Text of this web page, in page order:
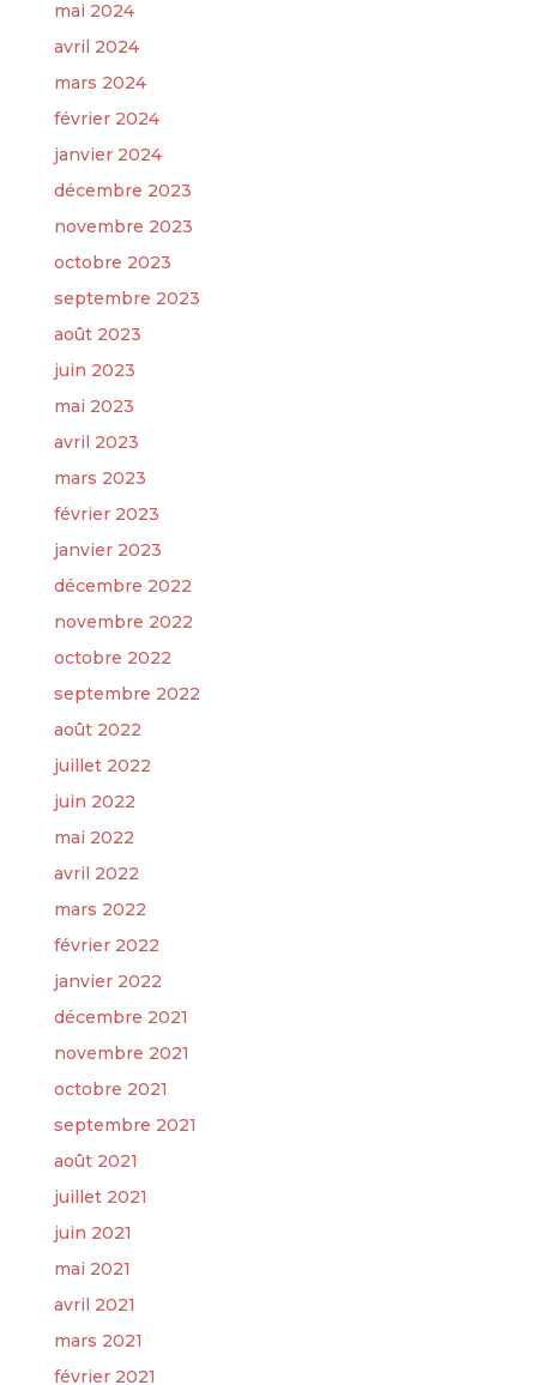
mai 2024
avril 2024
mars 2024
février 2024
janvier 2024
décembre 2023
novembre 2023
octobre 2023
septembre 2023
août 2023
juin 2023
mai 2023
avril 2023
mars 2023
février 2023
janvier 2023
décembre 2022
novembre 2022
octobre 2022
septembre 2022
août 2022
juillet 2022
juin 2022
mai 2022
avril 2022
mars 2022
février 2022
janvier 2022
décembre 2021
novembre 2021
octobre 2021
septembre 2021
août 2021
juillet 2021
juin 2021
mai 2021
avril 2021
mars 2021
février 2021